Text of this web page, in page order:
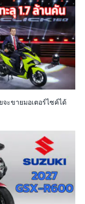
ะขายมอเตอร์ไซค์ได้